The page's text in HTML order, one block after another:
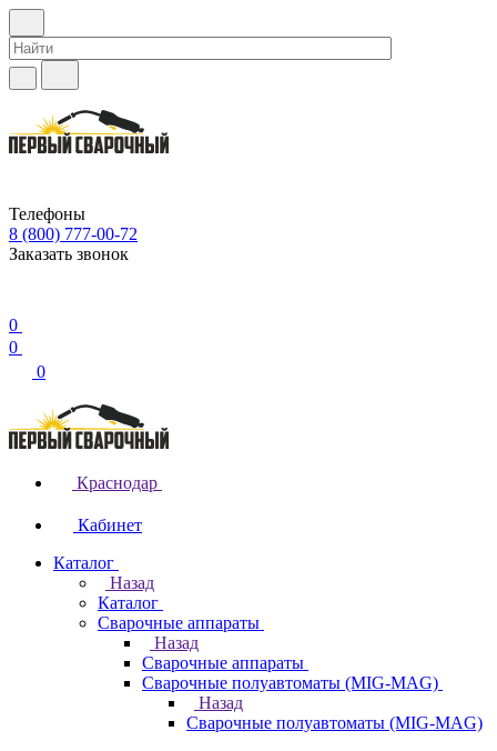
Телефоны
8 (800) 777-00-72
Заказать звонок
0
0
0
Краснодар
Кабинет
Каталог
Назад
Каталог
Сварочные аппараты
Назад
Сварочные аппараты
Сварочные полуавтоматы (MIG-MAG)
Назад
Сварочные полуавтоматы (MIG-MAG)